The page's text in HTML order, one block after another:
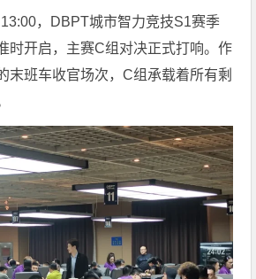
，DBPT城市智力竞技S1赛季
时开启，主赛C组对决正式打响。作
末班车收官场次，C组承载着所有剩